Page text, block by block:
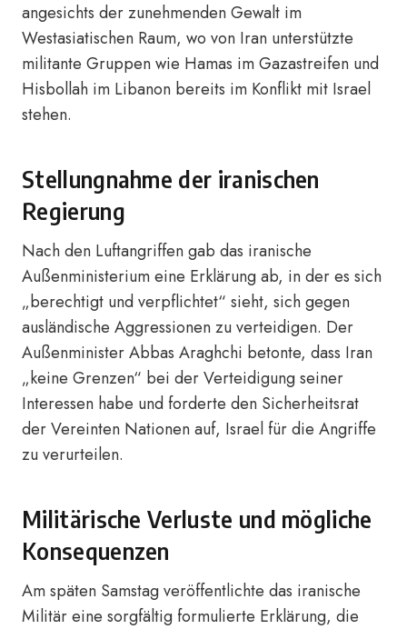
angesichts der zunehmenden Gewalt im
Westasiatischen Raum, wo von Iran unterstützte
militante Gruppen wie Hamas im Gazastreifen und
Hisbollah im Libanon bereits im Konflikt mit Israel
stehen.
Stellungnahme der iranischen
Regierung
Nach den Luftangriffen gab das iranische
Außenministerium eine Erklärung ab, in der es sich
„berechtigt und verpflichtet“ sieht, sich gegen
ausländische Aggressionen zu verteidigen. Der
Außenminister Abbas Araghchi betonte, dass Iran
„keine Grenzen“ bei der Verteidigung seiner
Interessen habe und forderte den Sicherheitsrat
der Vereinten Nationen auf, Israel für die Angriffe
zu verurteilen.
Militärische Verluste und mögliche
Konsequenzen
Am späten Samstag veröffentlichte das iranische
Militär eine sorgfältig formulierte Erklärung, die